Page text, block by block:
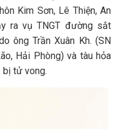
Kim Sơn, Lê Thiện, An
ra vụ TNGT đường sắt
ông Trần Xuân Kh. (SN
Hải Phòng) và tàu hỏa
bị tử vong.